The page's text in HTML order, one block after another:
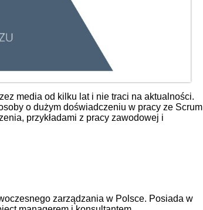
media od kilku lat i nie traci na aktualności.
o dużym doświadczeniu w pracy ze Scrum
przykładami z pracy zawodowej i
zarządzania w Polsce. Posiada w